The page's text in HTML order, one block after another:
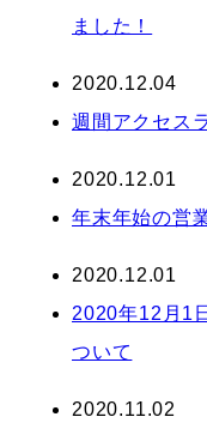
ました！
2020.12.04
週間アクセス
2020.12.01
年末年始の営
2020.12.01
2020年12月1
ついて
2020.11.02